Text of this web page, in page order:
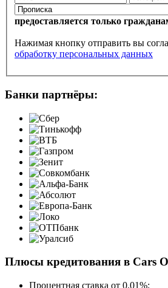
предоставляется только
Нажимая кнопку отправить вы
обработку персональных данных
Банки партнёры:
Плюсы кредитования в Cars
Процентная ставка от 0.01%;